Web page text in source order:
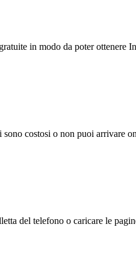
in modo da poter
costosi o non puoi
del telefono o caricare le